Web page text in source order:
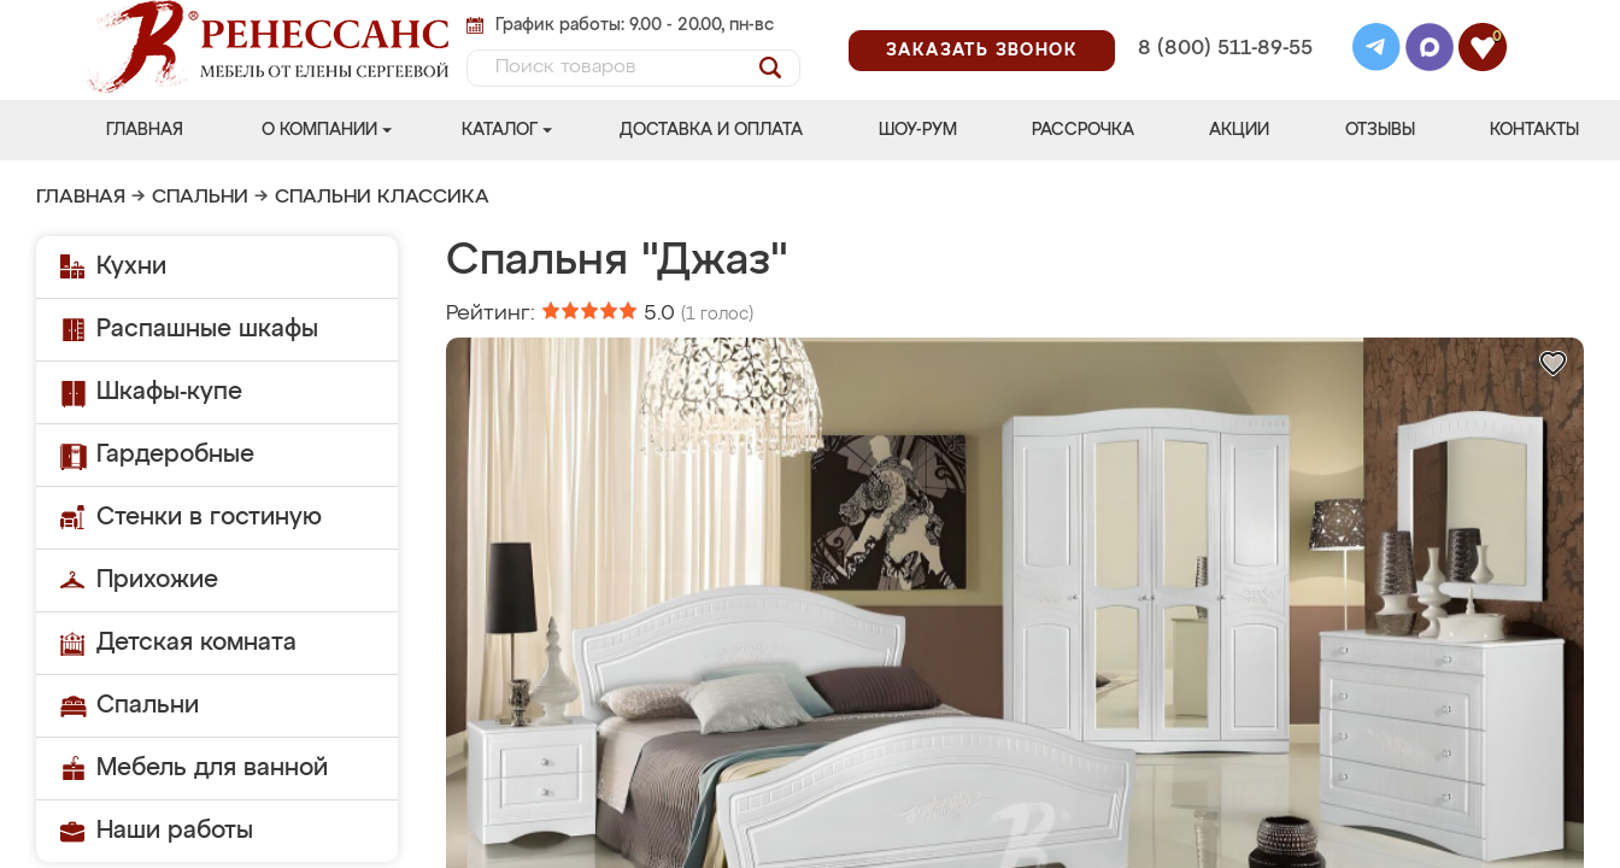
График работы: 9.00 - 20.00, пн-вс
ЗАКАЗАТЬ ЗВОНОК
8 (800) 511-89-55
0
ГЛАВНАЯ О КОМПАНИИ КАТАЛОГ ДОСТАВКА И ОПЛАТА ШОУ-РУМ РАССРОЧКА АКЦИИ ОТЗЫВЫ КОНТАКТЫ
ГЛАВНАЯ → СПАЛЬНИ → СПАЛЬНИ КЛАССИКА
Кухни
Распашные шкафы
Шкафы-купе
Гардеробные
Стенки в гостиную
Прихожие
Детская комната
Спальни
Мебель для ванной
Наши работы
Спальня "Джаз"
Рейтинг: 5.0 (1 голос)